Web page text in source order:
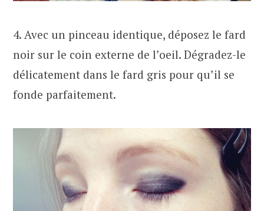
4. Avec un pinceau identique, déposez le fard
noir sur le coin externe de l’oeil. Dégradez-le
délicatement dans le fard gris pour qu’il se
fonde parfaitement.